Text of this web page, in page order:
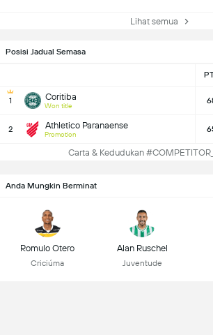
Posisi Jadual Semasa
1 Coritiba
Won title
2 Athletico Paranaense
Promotion
Carta & Kedudukan
Lihat semua
Anda Mungkin Berminat
Romulo Otero
Criciúma
Alan Ruschel
Juventude